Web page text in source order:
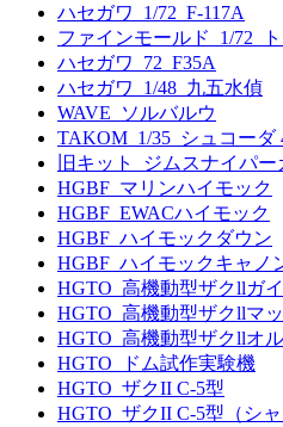
ハセガワ_1/72_F-117A
ファインモールド_1/72_
ハセガワ_72_F35A
ハセガワ_1/48_九五水偵
WAVE_ソルバルウ
TAKOM_1/35_シュコーダ
旧キット_ジムスナイパー
HGBF_マリンハイモック
HGBF_EWACハイモック
HGBF_ハイモックダウン
HGBF_ハイモックキャノ
HGTO_高機動型ザクllガ
HGTO_高機動型ザクllマ
HGTO_高機動型ザクllオ
HGTO_ドム試作実験機
HGTO_ザクII C-5型
HGTO_ザクII C-5型（シャ